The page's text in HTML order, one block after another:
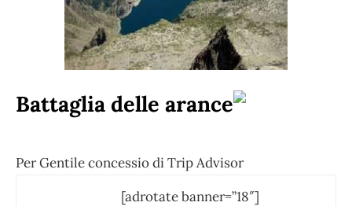
Battaglia delle arance
Per Gentile concessio di Trip Advisor
[adrotate banner=”18″]